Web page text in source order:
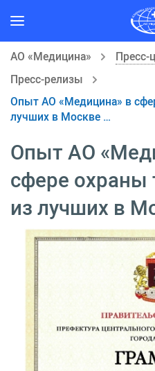
АО «Медицина»
Пресс-
Пресс-релизы
Опыт АО «Медицина» в
лучших в Москве …
Опыт АО
сфере охраны
из лучших в